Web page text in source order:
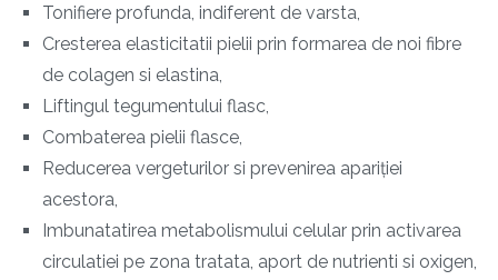
Tonifiere profunda, indiferent de varsta,
Cresterea elasticitatii pielii prin formarea de noi fibre
de colagen si elastina,
Liftingul tegumentului flasc,
Combaterea pielii flasce,
Reducerea vergeturilor si prevenirea apariției
acestora,
Imbunatatirea metabolismului celular prin activarea
circulatiei pe zona tratata, aport de nutrienti si oxigen,